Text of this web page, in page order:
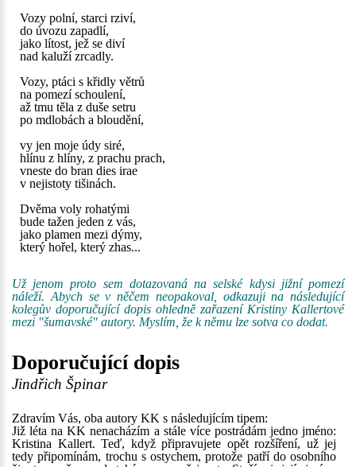
Vozy polní, starci rziví,
do úvozu zapadlí,
jako lítost, jež se diví
nad kaluží zrcadly.
Vozy, ptáci s křidly větrů
na pomezí schoulení,
až tmu těla z duše setru
po mdlobách a bloudění,
vy jen moje údy siré,
hlínu z hlíny, z prachu prach,
vneste do bran dies irae
v nejistoty tišinách.
Dvěma voly rohatými
bude tažen jeden z vás,
jako plamen mezi dýmy,
který hořel, který zhas...
Už jenom proto sem dotazovaná na selské kdysi jižní pomezí
náleží. Abych se v něčem neopakoval, odkazuji na následující
kolegův doporučující dopis ohledně zařazení Kristiny Kallertové
mezi "šumavské" autory. Myslím, že k němu lze sotva co dodat.
Doporučující dopis
Jindřich Špinar
Zdravím Vás, oba autory KK s následujícím tipem:
Již léta na KK nenacházím a stále více postrádám jedno jméno:
Kristina Kallert. Teď, když připravujete opět rozšíření, už jej
tedy připomínám, trochu s ostychem, protože patří do osobního